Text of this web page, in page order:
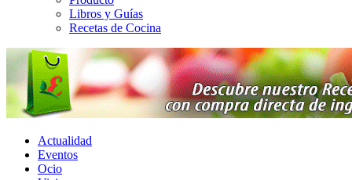
Libros y Guías
Recetas de Cocina
Actualidad
Eventos
Ocio